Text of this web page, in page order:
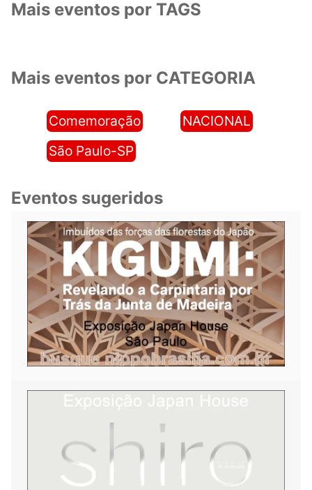
Mais eventos por TAGS
Mais eventos por CATEGORIA
Comemoração
NACIONAL
São Paulo-SP
Eventos sugeridos